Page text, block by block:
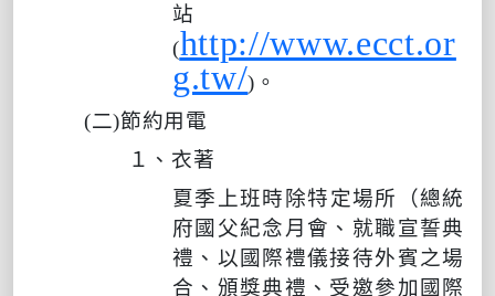
站
(http://www.ecct.or
g.tw/) 。
(二)節約用電
１、衣著
夏季上班時除特定場所（總統
府國父紀念月會、就職宣誓典
禮、以國際禮儀接待外賓之場
合、頒獎典禮、受邀參加國際